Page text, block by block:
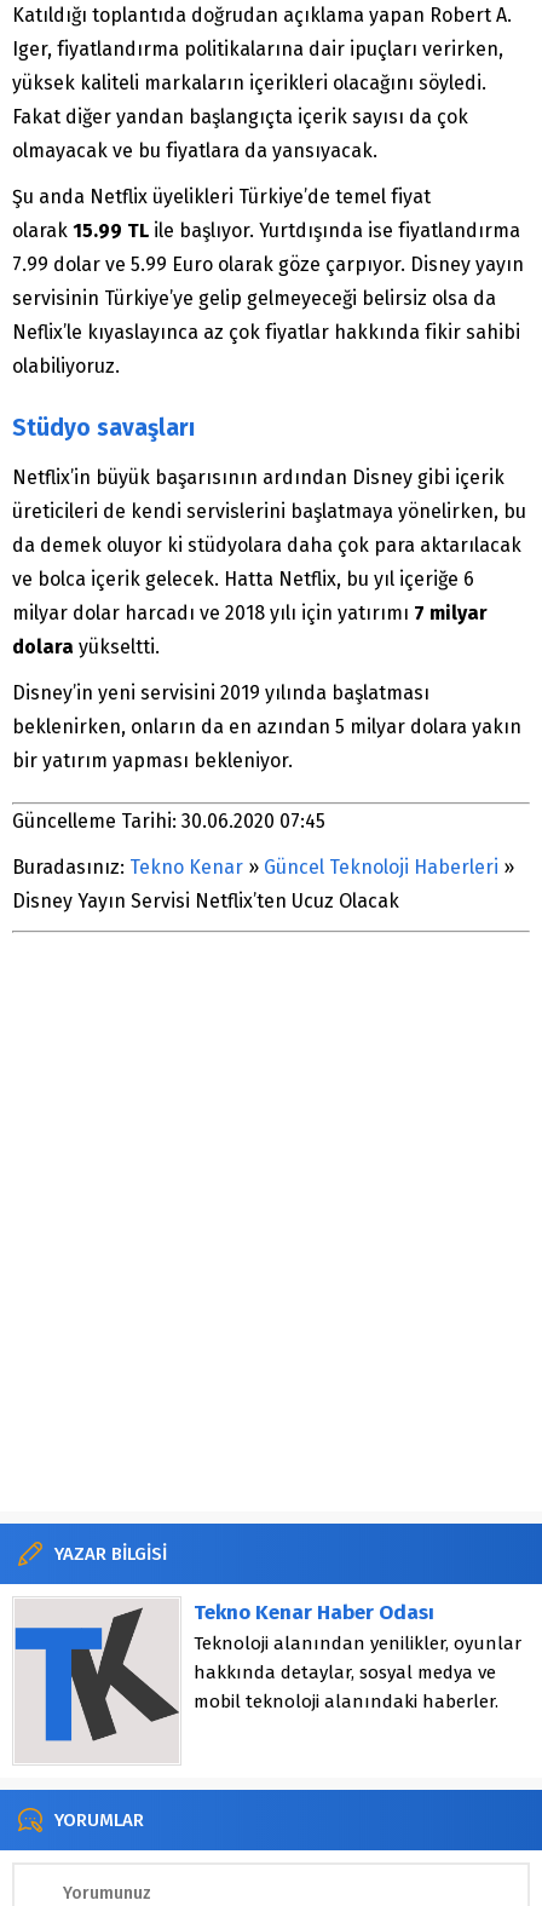
Katıldığı toplantıda doğrudan açıklama yapan Robert A.
Iger, fiyatlandırma politikalarına dair ipuçları verirken,
yüksek kaliteli markaların içerikleri olacağını söyledi.
Fakat diğer yandan başlangıçta içerik sayısı da çok
olmayacak ve bu fiyatlara da yansıyacak.
Şu anda Netflix üyelikleri Türkiye’de temel fiyat
olarak 15.99 TL ile başlıyor. Yurtdışında ise fiyatlandırma
7.99 dolar ve 5.99 Euro olarak göze çarpıyor. Disney yayın
servisinin Türkiye’ye gelip gelmeyeceği belirsiz olsa da
Neflix’le kıyaslayınca az çok fiyatlar hakkında fikir sahibi
olabiliyoruz.
Stüdyo savaşları
Netflix’in büyük başarısının ardından Disney gibi içerik
üreticileri de kendi servislerini başlatmaya yönelirken, bu
da demek oluyor ki stüdyolara daha çok para aktarılacak
ve bolca içerik gelecek. Hatta Netflix, bu yıl içeriğe 6
milyar dolar harcadı ve 2018 yılı için yatırımı 7 milyar
dolara yükseltti.
Disney’in yeni servisini 2019 yılında başlatması
beklenirken, onların da en azından 5 milyar dolara yakın
bir yatırım yapması bekleniyor.
Güncelleme Tarihi: 30.06.2020 07:45
Buradasınız: Tekno Kenar » Güncel Teknoloji Haberleri »
Disney Yayın Servisi Netflix’ten Ucuz Olacak
YAZAR BİLGİSİ
Tekno Kenar Haber Odası
Teknoloji alanından yenilikler, oyunlar
hakkında detaylar, sosyal medya ve
mobil teknoloji alanındaki haberler.
YORUMLAR